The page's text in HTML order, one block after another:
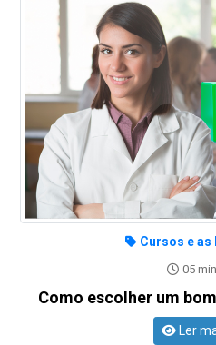
Cursos e
05
Como escolher um
Ler